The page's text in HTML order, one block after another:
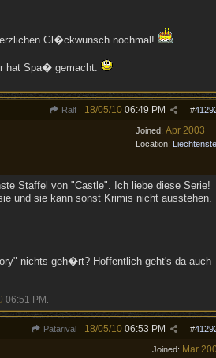
Gl�ckwunsch nochmal!
hat Spa� gemacht.
Ralf #
18/05/10 06:49 PM
Joined: Apr 2003
Location:
Staffel von "Castle". Ich liebe diese Serie!
und sie kann sonst Krimis nicht ausstehen.
nichts geh�rt? Hoffentlich geht's da auch
06:51 PM
Patarival #
18/05/10 06:53 PM
Joined: Mar